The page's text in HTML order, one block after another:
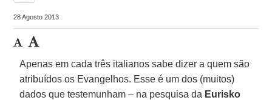
28 Agosto 2013
Apenas em cada três italianos sabe dizer a quem são
atribuídos os Evangelhos. Esse é um dos (muitos)
dados que testemunham – na pesquisa da Eurisko